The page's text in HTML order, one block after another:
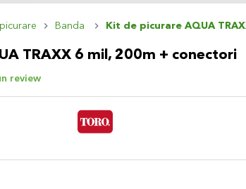
Banda Kit de picurare AQUA
TRAXX 6 mil, 200m + conectori
review